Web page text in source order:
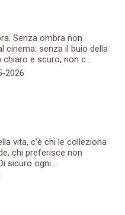
Senza ombra non
cinema: senza il buio della
e scuro, non c...
2026
vita, c’è chi le colleziona
chi preferisce non
sicuro ogni...